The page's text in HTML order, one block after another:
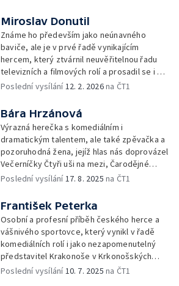
Miroslav Donutil
Známe ho především jako neúnavného
baviče, ale je v prvé řadě vynikajícím
hercem, který ztvárnil neuvěřitelnou řadu
televizních a filmových rolí a prosadil se i na
naší první scéně.
Poslední vysílání12. 2. 2026na ČT1
Bára Hrzánová
Výrazná herečka s komediálním i
dramatickým talentem, ale také zpěvačka a
pozoruhodná žena, jejíž hlas nás doprovázel
Večerníčky Čtyři uši na mezi, Čarodějné
pohádky či Jak to chodí u hrochů.
Poslední vysílání17. 8. 2025 na ČT1
František Peterka
Osobní a profesní příběh českého herce a
vášnivého sportovce, který vynikl v řadě
komediálních rolí i jako nezapomenutelný
představitel Krakonoše v Krkonošských
pohádkách.
Poslední vysílání10. 7. 2025 na ČT1